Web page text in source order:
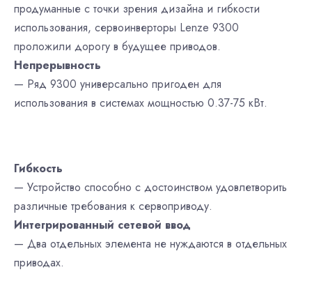
продуманные с точки зрения дизайна и гибкости
использования, сервоинверторы Lenze 9300
проложили дорогу в будущее приводов.
Непрерывность
— Ряд 9300 универсально пригоден для
использования в системах мощностью 0.37-75 кВт.
Гибкость
— Устройство способно с достоинством удовлетворить
различные требования к сервоприводу.
Интегрированный сетевой ввод
— Два отдельных элемента не нуждаются в отдельных
приводах.